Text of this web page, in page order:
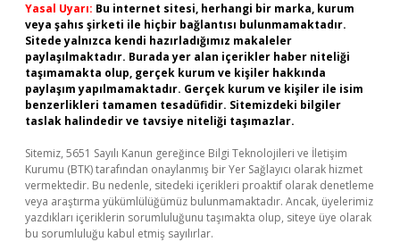
Yasal Uyarı: Bu internet sitesi, herhangi bir marka, kurum
veya şahıs şirketi ile hiçbir bağlantısı bulunmamaktadır.
Sitede yalnızca kendi hazırladığımız makaleler
paylaşılmaktadır. Burada yer alan içerikler haber niteliği
taşımamakta olup, gerçek kurum ve kişiler hakkında
paylaşım yapılmamaktadır. Gerçek kurum ve kişiler ile isim
benzerlikleri tamamen tesadüfidir. Sitemizdeki bilgiler
taslak halindedir ve tavsiye niteliği taşımazlar.
Sitemiz, 5651 Sayılı Kanun gereğince Bilgi Teknolojileri ve İletişim
Kurumu (BTK) tarafından onaylanmış bir Yer Sağlayıcı olarak hizmet
vermektedir. Bu nedenle, sitedeki içerikleri proaktif olarak denetleme
veya araştırma yükümlülüğümüz bulunmamaktadır. Ancak, üyelerimiz
yazdıkları içeriklerin sorumluluğunu taşımakta olup, siteye üye olarak
bu sorumluluğu kabul etmiş sayılırlar.